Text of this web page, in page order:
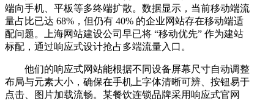
端向手机、平板等多终端扩散。数据显示，当前移动端流
量占比已达 68%，但仍有 40% 的企业网站存在移动端适
配问题。上海网站建设公司早已将 “移动优先” 作为建站
标配，通过响应式设计抢占多端流量入口。
他们的响应式网站能根据不同设备屏幕尺寸自动调整
布局与元素大小，确保在手机上字体清晰可辨、按钮易于
点击、图片加载流畅。某餐饮连锁品牌采用响应式官网